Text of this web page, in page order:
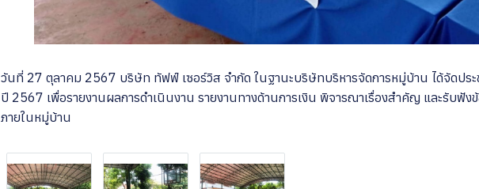
วันที่ 27 ตุลาคม 2567 บริษัท ทัฟฟ์ เซอร์วิส จำกัด ในฐานะบริษัทบริหารจัดการหมู่บ้าน ได้จัดปร
ปี 2567 เพื่อรายงานผลการดำเนินงาน รายงานทางด้านการเงิน พิจารณาเรื่องสำคัญ และรับฟัง
ภายในหมู่บ้าน